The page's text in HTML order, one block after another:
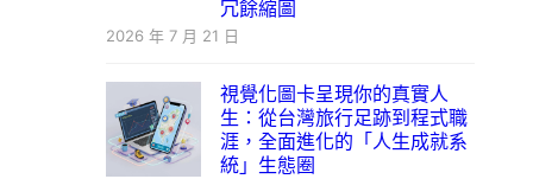
冗餘縮圖
2026 年 7 月 21 日
視覺化圖卡呈現你的真實人
生：從台灣旅行足跡到程式職
涯，全面進化的「人生成就系
統」生態圈